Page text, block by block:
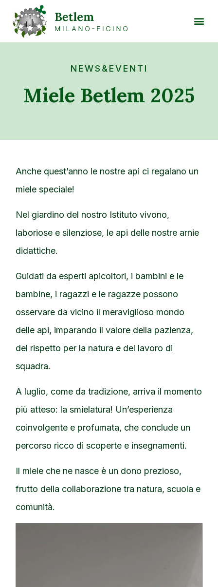
NEWS&EVENTI
Miele Betlem 2025
Anche quest’anno le nostre api ci regalano un
miele speciale!
Nel giardino del nostro Istituto vivono,
laboriose e silenziose, le api delle nostre arnie
didattiche.
Guidati da esperti apicoltori, i bambini e le
bambine, i ragazzi e le ragazze possono
osservare da vicino il meraviglioso mondo
delle api, imparando il valore della pazienza,
del rispetto per la natura e del lavoro di
squadra.
A luglio, come da tradizione, arriva il momento
più atteso: la smielatura! Un’esperienza
coinvolgente e profumata, che conclude un
percorso ricco di scoperte e insegnamenti.
Il miele che ne nasce è un dono prezioso,
frutto della collaborazione tra natura, scuola e
comunità.